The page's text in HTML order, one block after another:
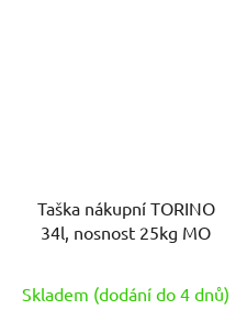
Taška nákupní TORINO
34l, nosnost 25kg MO
Skladem (dodání do 4 dnů)